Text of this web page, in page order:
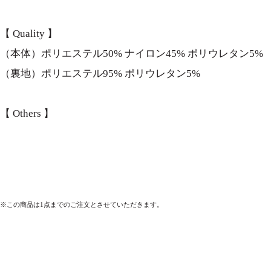
【 Quality 】
（本体）ポリエステル50% ナイロン45% ポリウレタン5%
（裏地）ポリエステル95% ポリウレタン5%
【 Others 】
※この商品は1点までのご注文とさせていただきます。